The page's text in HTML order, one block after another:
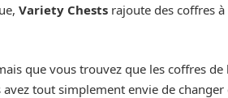
Variety Chests rajoute des coffres
que vous trouvez que les coffres
tout simplement envie de